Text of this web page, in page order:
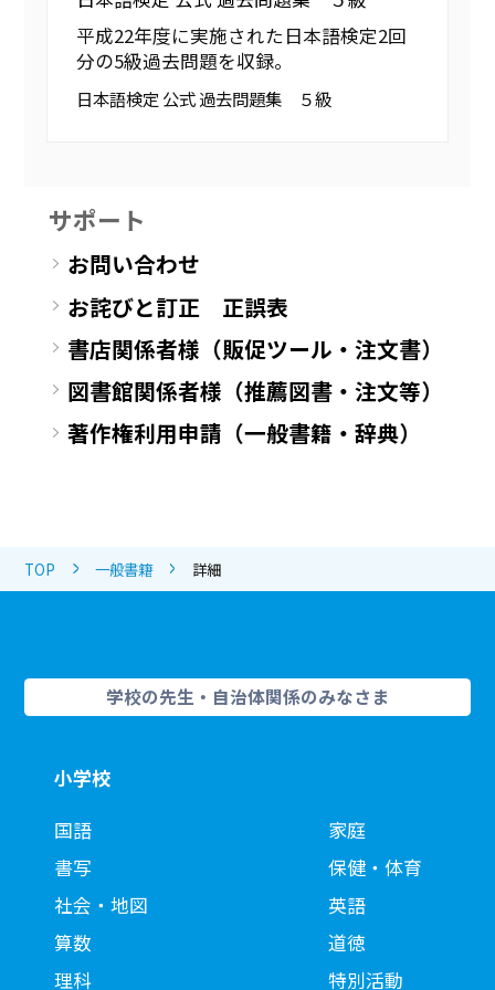
平成22年度に実施された日本語検定2回
分の5級過去問題を収録。
日本語検定 公式 過去問題集 ５級
サポート
お問い合わせ
お詫びと訂正 正誤表
書店関係者様（販促ツール・注文書）
図書館関係者様（推薦図書・注文等）
著作権利用申請（一般書籍・辞典）
TOP 一般書籍 詳細
学校の先生・自治体関係のみなさま
小学校
国語
書写
社会・地図
算数
理科
家庭
保健・体育
英語
道徳
特別活動